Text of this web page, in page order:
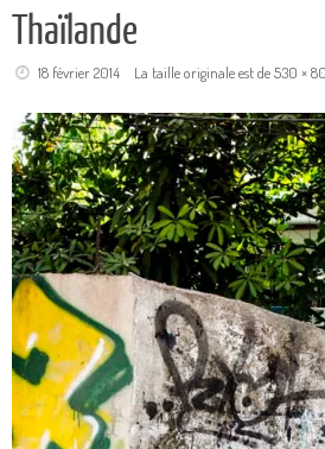
Thaïlande
18 février 2014 La taille originale est de530 ×